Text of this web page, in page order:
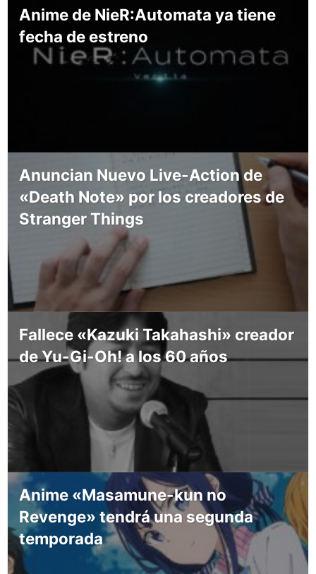
Anime de NieR:Automata ya tiene
fecha de estreno
Anuncian Nuevo Live-Action de
«Death Note» por los creadores de
Stranger Things
Fallece «Kazuki Takahashi» creador
de Yu-Gi-Oh! a los 60 años
Anime «Masamune-kun no
Revenge» tendrá una segunda
temporada